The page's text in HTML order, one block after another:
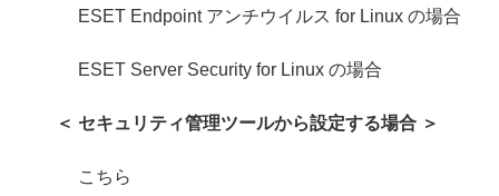
ESET Endpoint アンチウイルス for Linux の場合
ESET Server Security for Linux の場合
＜ セキュリティ管理ツールから設定する場合 ＞
こちら